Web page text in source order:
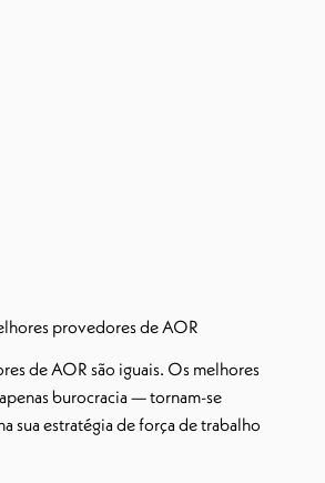
provedores de AOR
de AOR são iguais. Os melhores
burocracia — tornam-se
sua estratégia de força de trabalho